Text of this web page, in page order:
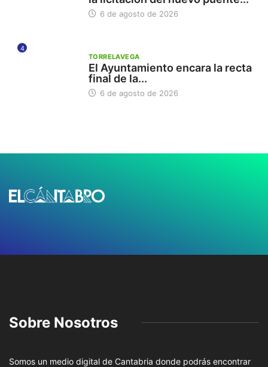
6 de agosto de 2026
4
TORRELAVEGA
El Ayuntamiento encara la recta
final de la...
6 de agosto de 2026
Sobre Nosotros
Somos un medio digital de Cantabria donde podrás encontrar